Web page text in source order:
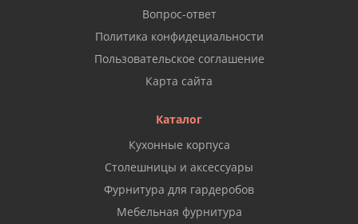
Вопрос-ответ
Политика конфидециальности
Пользовательское соглашение
Карта сайта
Каталог
Кухонные корпуса
Столешницы и аксессуары
Фурнитура для гардеробов
Мебельная фурнитура